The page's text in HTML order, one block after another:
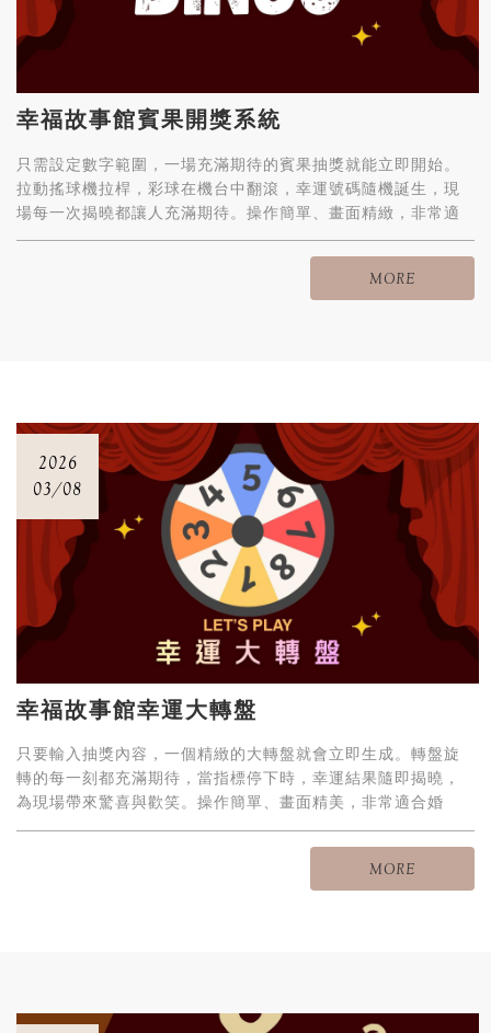
幸福故事館賓果開獎系統
只需設定數字範圍，一場充滿期待的賓果抽獎就能立即開始。
拉動搖球機拉桿，彩球在機台中翻滾，幸運號碼隨機誕生，現
場每一次揭曉都讓人充滿期待。操作簡單、畫面精緻，非常適
合婚禮、派對與各類活動使用，讓賓客在輕鬆互動中一起享受
MORE
2026
03/08
幸福故事館幸運大轉盤
只要輸入抽獎內容，一個精緻的大轉盤就會立即生成。轉盤旋
轉的每一刻都充滿期待，當指標停下時，幸運結果隨即揭曉，
為現場帶來驚喜與歡笑。操作簡單、畫面精美，非常適合婚
MORE